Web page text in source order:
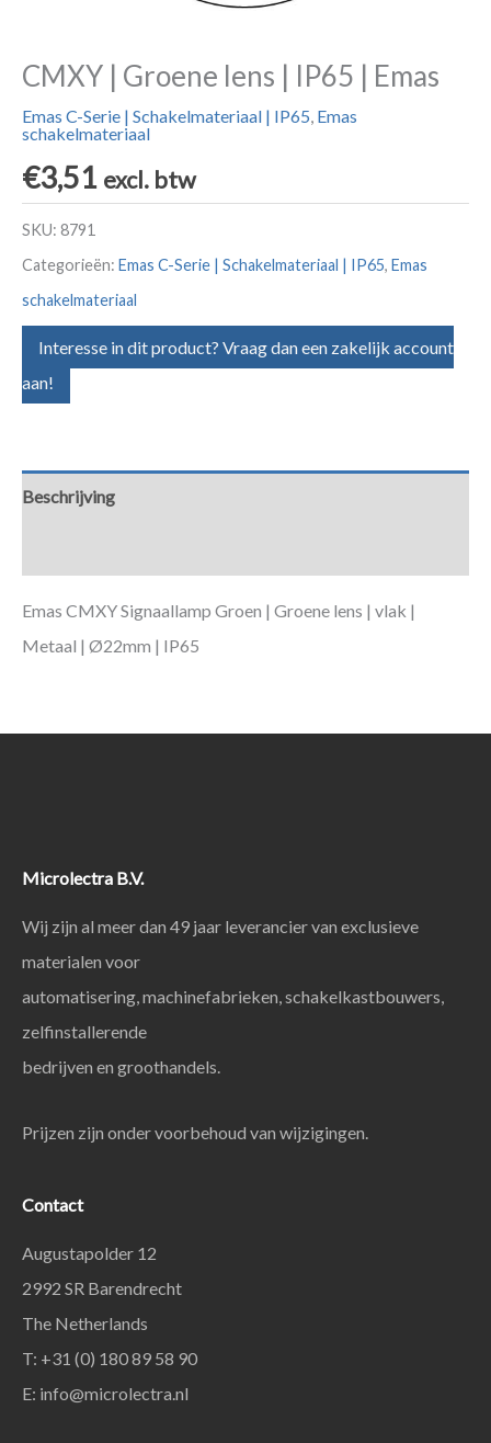
CMXY | Groene lens | IP65 | Emas
Emas C-Serie | Schakelmateriaal | IP65, Emas
schakelmateriaal
€3,51 excl. btw
SKU: 8791
Categorieën: Emas C-Serie | Schakelmateriaal | IP65, Emas
schakelmateriaal
Interesse in dit product? Vraag dan een zakelijk account
aan!
Beschrijving
Emas CMXY Signaallamp Groen | Groene lens | vlak |
Metaal | Ø22mm | IP65
Microlectra B.V.
Wij zijn al meer dan 49 jaar leverancier van exclusieve
materialen voor
automatisering, machinefabrieken, schakelkastbouwers,
zelfinstallerende
bedrijven en groothandels.
Prijzen zijn onder voorbehoud van wijzigingen.
Contact
Augustapolder 12
2992 SR Barendrecht
The Netherlands
T: +31 (0) 180 89 58 90
E: info@microlectra.nl